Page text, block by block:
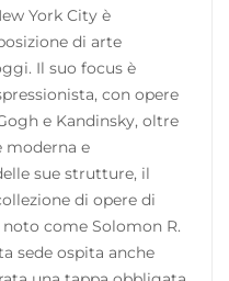
York City è
di arte
Il suo focus è
con opere
e Kandinsky, oltre
moderna e
sue strutture, il
di opere di
come Solomon R.
sede ospita anche